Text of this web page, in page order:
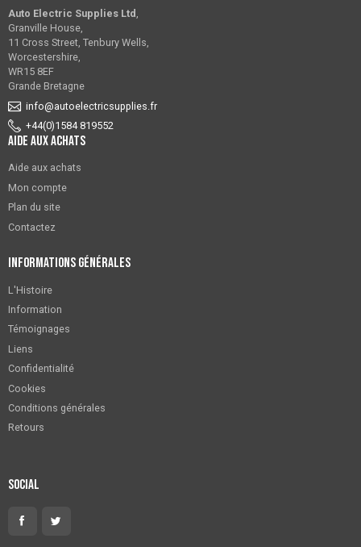
Auto Electric Supplies Ltd ,
Granville House,
11 Cross Street, Tenbury Wells,
Worcestershire,
WR15 8EF
Grande Bretagne
info@autoelectricsupplies.fr
+44(0)1584 819552
Aide aux achats
Aide aux achats
Mon compte
Plan du site
Contactez
Informations générales
L'Histoire
Information
Témoignages
Liens
Confidentialité
Cookies
Conditions générales
Retours
Social